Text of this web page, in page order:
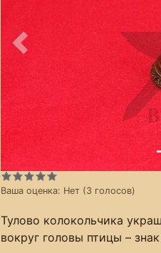
Предыдущее
Ваша оценка: Нет (3 голосов)
Тулово колокольчика
вокруг головы птицы –